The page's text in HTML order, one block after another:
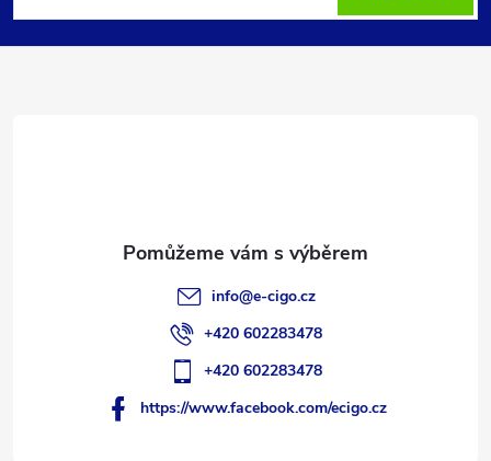
p
info@e-cigo.cz
+420 602283478
+420 602283478
https://www.facebook.com/ecigo.cz